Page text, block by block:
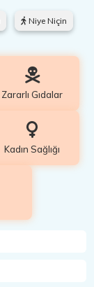
Niye Niçin
Zararlı Gıdalar
Kadın Sağlığı